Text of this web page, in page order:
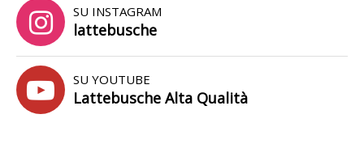
SU INSTAGRAM
lattebusche
SU YOUTUBE
Lattebusche Alta Qualità